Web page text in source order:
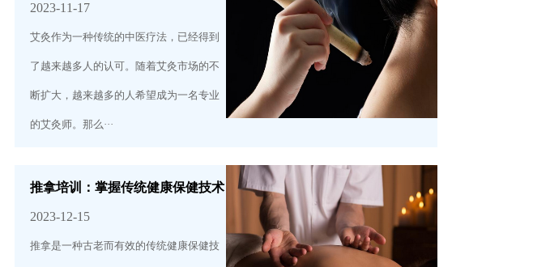
2023-11-17
艾灸作为一种传统的中医疗法，已经得到
了越来越多人的认可。随着艾灸市场的不
断扩大，越来越多的人希望成为一名专业
的艾灸师。那么···
推拿培训：掌握传统健康保健技术
2023-12-15
推拿是一种古老而有效的传统健康保健技